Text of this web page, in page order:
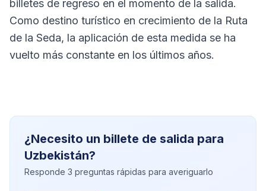
billetes de regreso en el momento de la salida.
Como destino turístico en crecimiento de la Ruta
de la Seda, la aplicación de esta medida se ha
vuelto más constante en los últimos años.
¿Necesito un billete de salida para
Uzbekistán?
Responde 3 preguntas rápidas para averiguarlo